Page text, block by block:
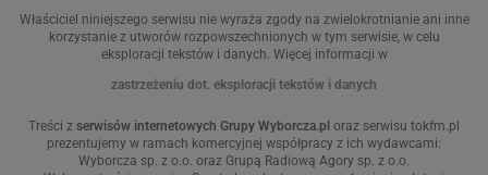
Właściciel niniejszego serwisu nie wyraża zgody na zwielokrotnianie ani inne
korzystanie z utworów rozpowszechnionych w tym serwisie, w celu
eksploracji tekstów i danych. Więcej informacji w
zastrzeżeniu dot. eksploracji tekstów i danych
Treści z serwisów internetowych Grupy Wyborcza.pl oraz serwisu tokfm.pl
prezentujemy w ramach komercyjnej współpracy z ich wydawcami:
Wyborcza sp. z o.o. oraz Grupą Radiową Agory sp. z o.o.